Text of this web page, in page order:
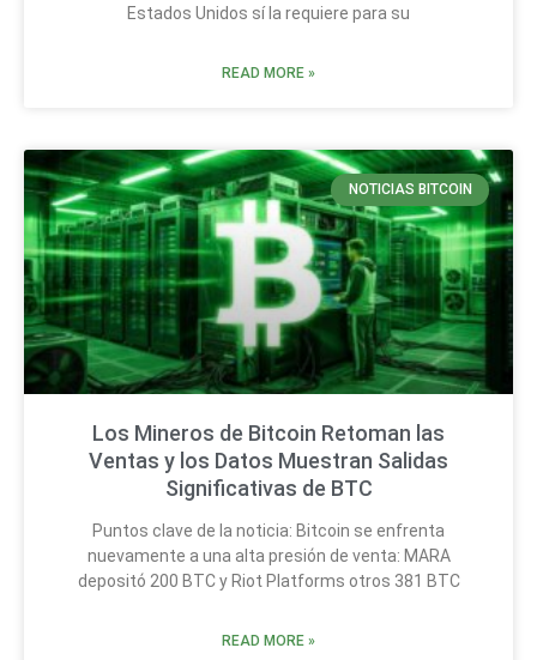
Estados Unidos sí la requiere para su
READ MORE »
NOTICIAS BITCOIN
Los Mineros de Bitcoin Retoman las
Ventas y los Datos Muestran Salidas
Significativas de BTC
Puntos clave de la noticia: Bitcoin se enfrenta
nuevamente a una alta presión de venta: MARA
depositó 200 BTC y Riot Platforms otros 381 BTC
READ MORE »